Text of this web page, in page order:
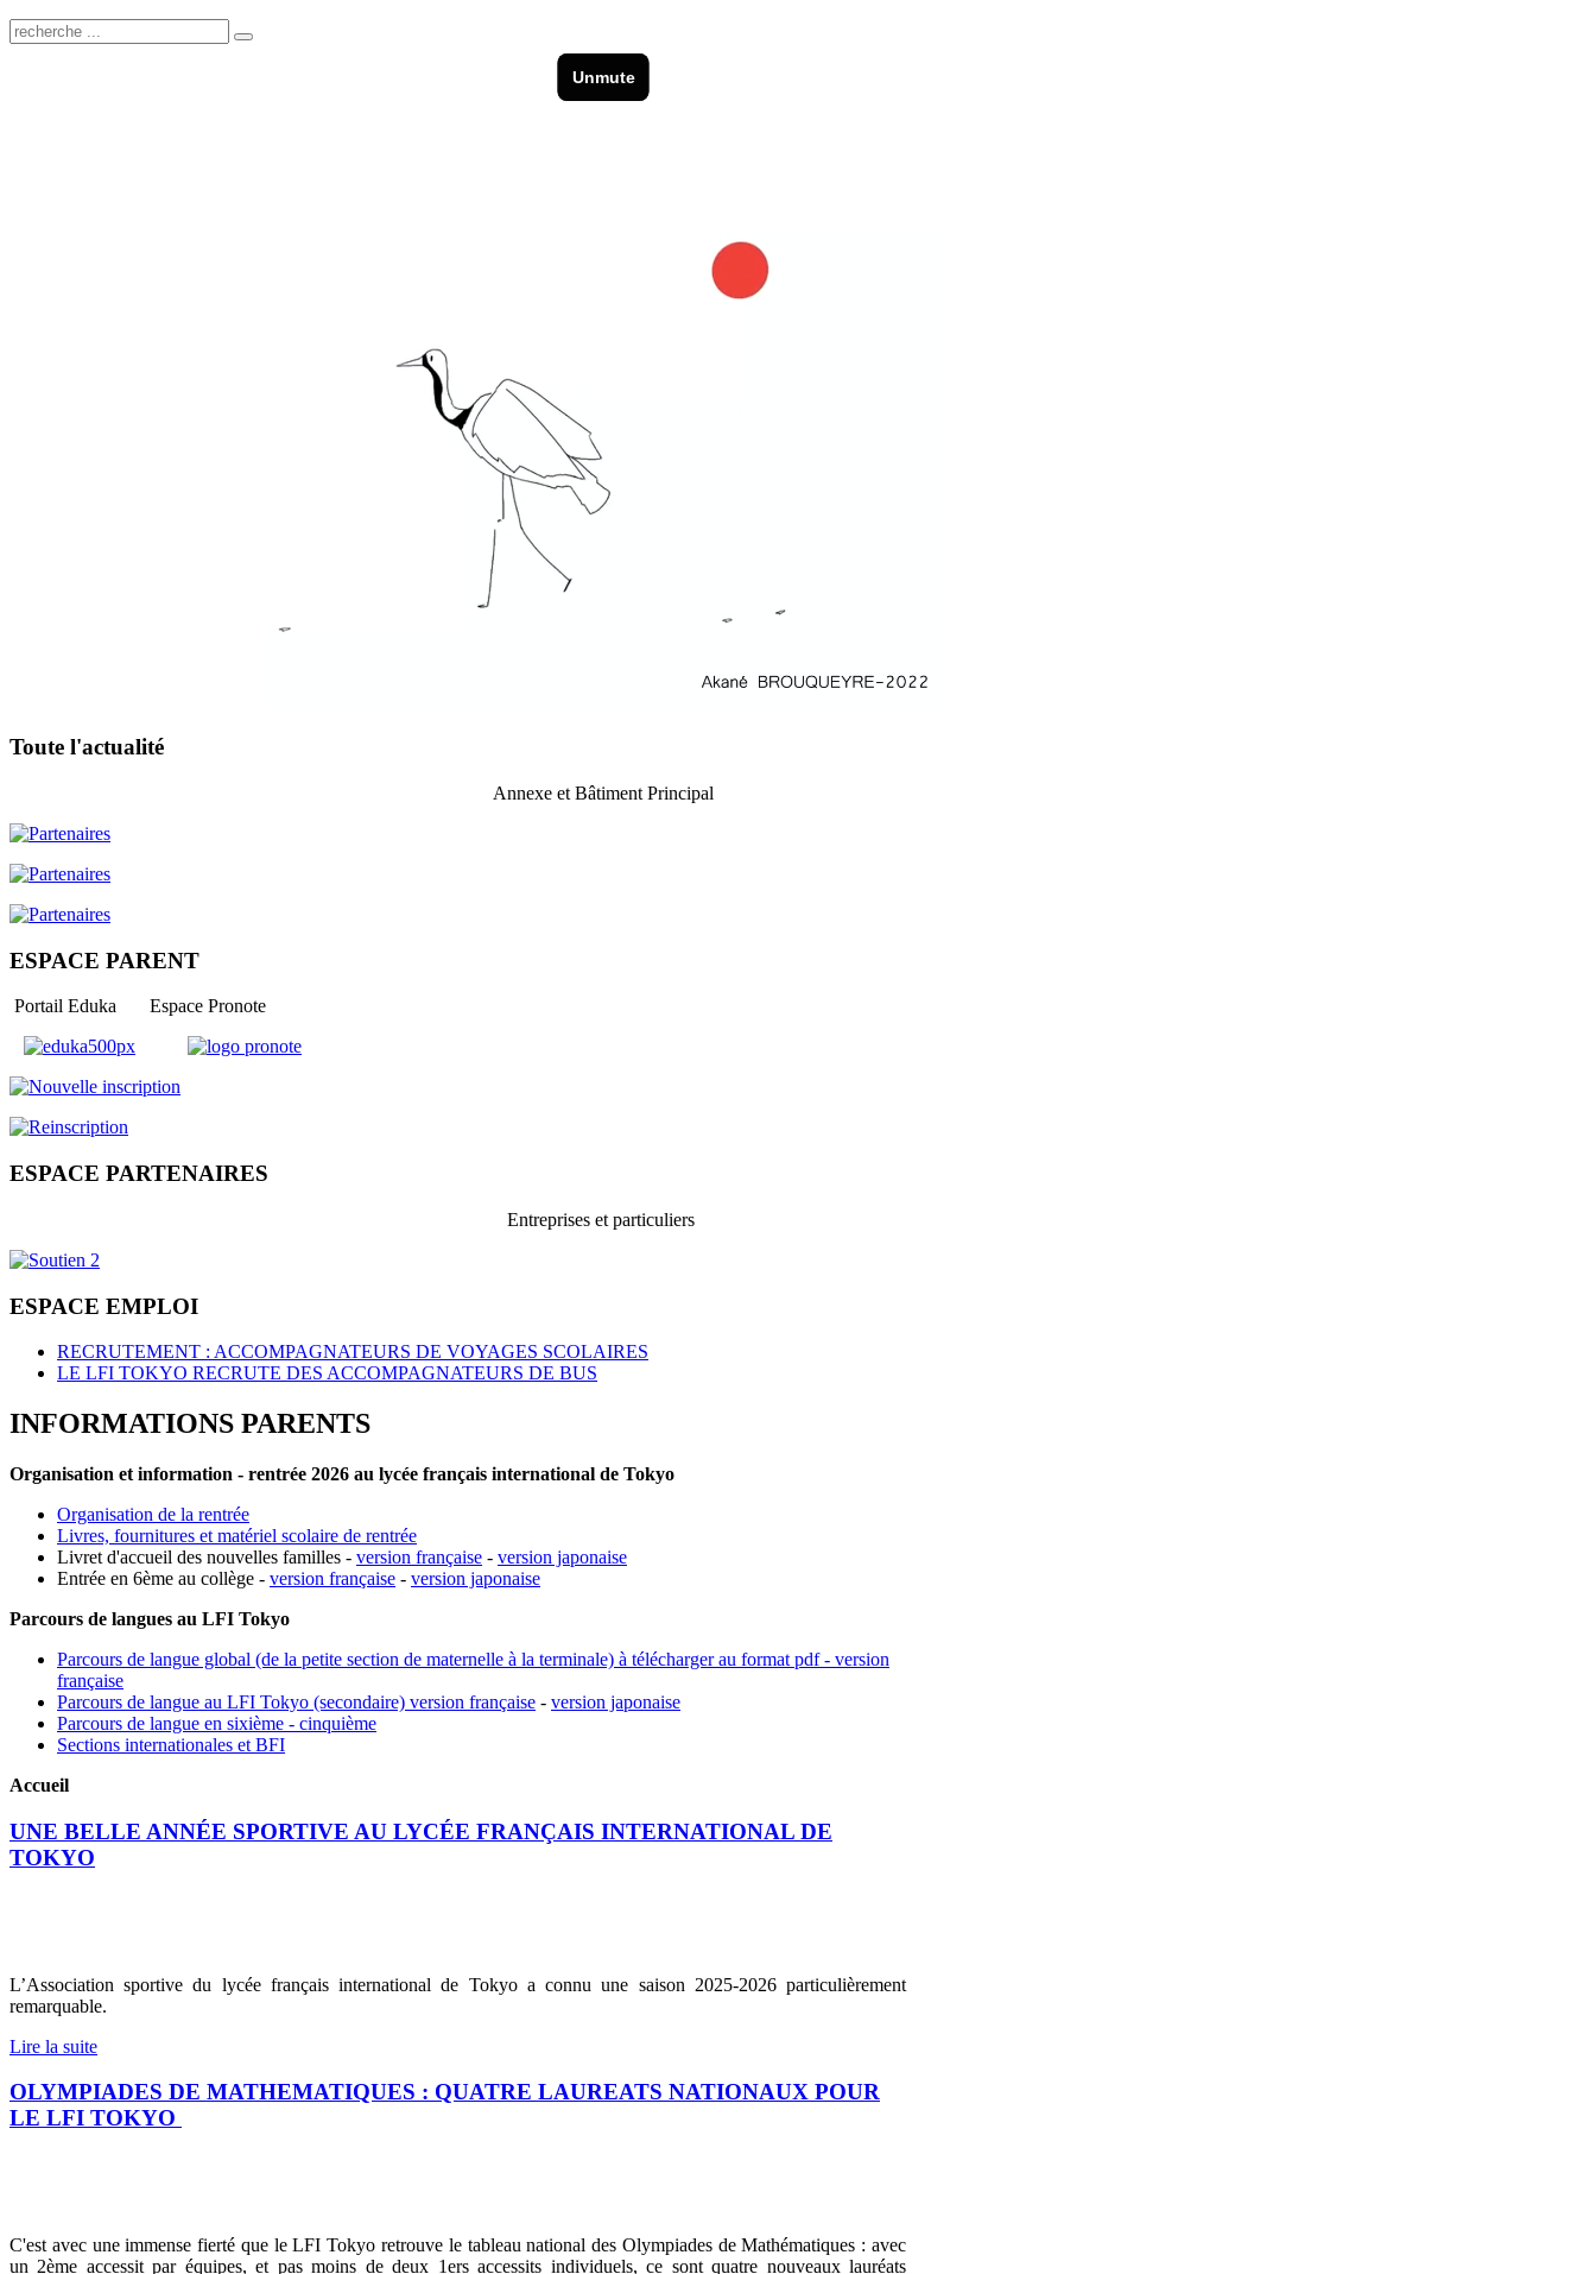
Toute l'actualité
Annexe et Bâtiment Principal
ESPACE PARENT
Portail Eduka Espace Pronote
ESPACE PARTENAIRES
Entreprises et particuliers
ESPACE EMPLOI
RECRUTEMENT : ACCOMPAGNATEURS DE VOYAGES SCOLAIRES
LE LFI TOKYO RECRUTE DES ACCOMPAGNATEURS DE BUS
INFORMATIONS PARENTS
Organisation et information - rentrée 2026 au lycée français international de Tokyo
Organisation de la rentrée
Livres, fournitures et matériel scolaire de rentrée
Livret d'accueil des nouvelles familles - version française - version japonaise
Entrée en 6ème au collège - version française - version japonaise
Parcours de langues au LFI Tokyo
Parcours de langue global (de la petite section de maternelle à la terminale) à télécharger au format pdf - version
française
Parcours de langue au LFI Tokyo (secondaire) version française - version japonaise
Parcours de langue en sixième - cinquième
Sections internationales et BFI
Accueil
UNE BELLE ANNÉE SPORTIVE AU LYCÉE FRANÇAIS INTERNATIONAL DE
TOKYO
L’Association sportive du lycée français international de Tokyo a connu une saison 2025-2026 particulièrement
remarquable.
Lire la suite
OLYMPIADES DE MATHEMATIQUES : QUATRE LAUREATS NATIONAUX POUR
LE LFI TOKYO
C'est avec une immense fierté que le LFI Tokyo retrouve le tableau national des Olympiades de Mathématiques : avec
un 2ème accessit par équipes, et pas moins de deux 1ers accessits individuels, ce sont quatre nouveaux lauréats